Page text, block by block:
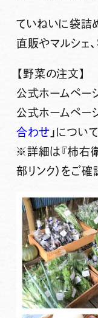
ていねいに袋詰
直販やマルシェ
【野菜の注文】
公式ホームペー
公式ホームペー
合わせ 」について
※詳細は『柿右
部リンク）をご確